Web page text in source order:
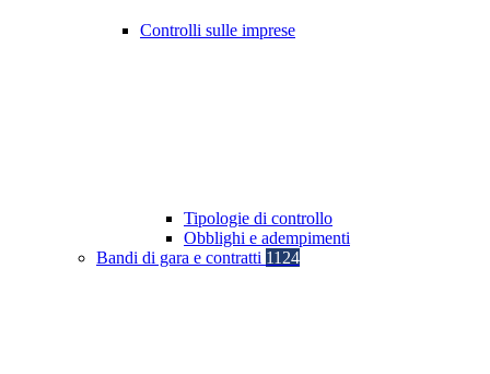
Controlli sulle imprese
Tipologie di controllo
Obblighi e adempimenti
Bandi di gara e contratti 1124